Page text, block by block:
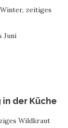
zeitiges
Juni
der Küche
Wildkraut